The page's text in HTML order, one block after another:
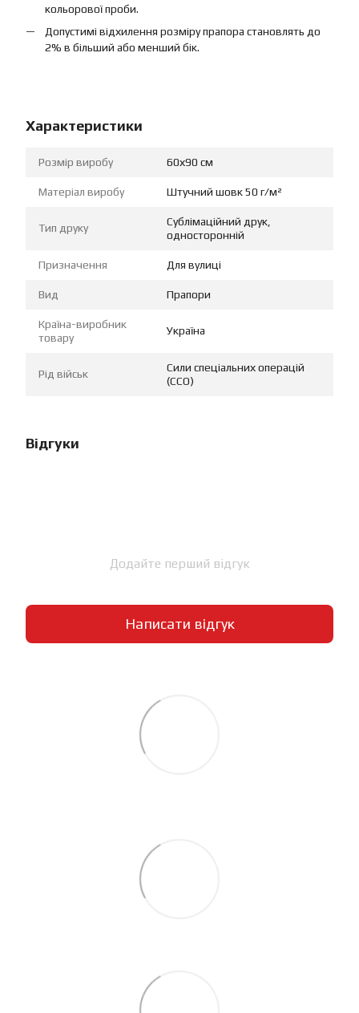
кольорової проби.
Допустимі відхилення розміру прапора становлять до
2% в більший або менший бік.
Характеристики
Розмір виробу 60х90 см
Матеріал виробу Штучний шовк 50 г/м²
Тип друку
Сублімаційний друк,
односторонній
Призначення Для вулиці
Вид Прапори
Країна-виробник
товару
Україна
Рід військ
Сили спеціальних операцій
(ССО)
Відгуки
Додайте перший відгук
Написати відгук